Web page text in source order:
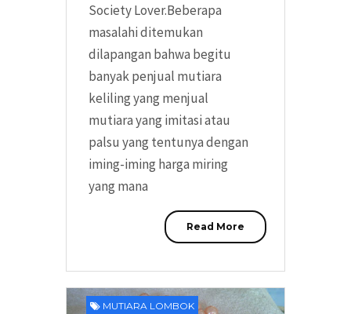
Society Lover.Beberapa
masalahi ditemukan
dilapangan bahwa begitu
banyak penjual mutiara
keliling yang menjual
mutiara yang imitasi atau
palsu yang tentunya dengan
iming-iming harga miring
yang mana
Read More
MUTIARA LOMBOK